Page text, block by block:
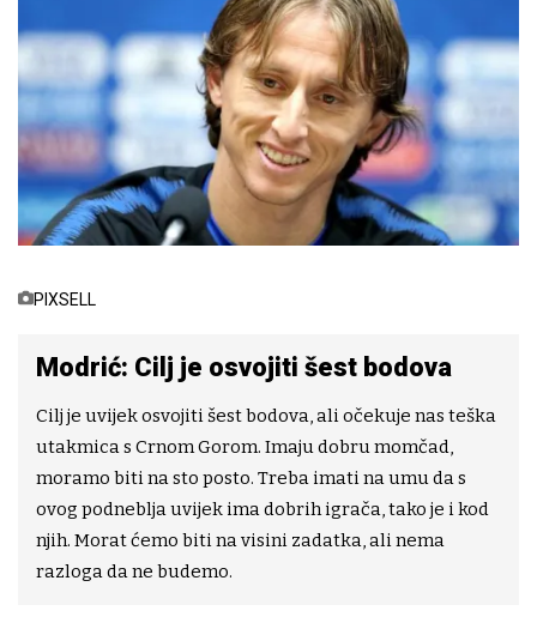
PIXSELL
Modrić: Cilj je osvojiti šest bodova
Cilj je uvijek osvojiti šest bodova, ali očekuje nas teška
utakmica s Crnom Gorom. Imaju dobru momčad,
moramo biti na sto posto. Treba imati na umu da s
ovog podneblja uvijek ima dobrih igrača, tako je i kod
njih. Morat ćemo biti na visini zadatka, ali nema
razloga da ne budemo.